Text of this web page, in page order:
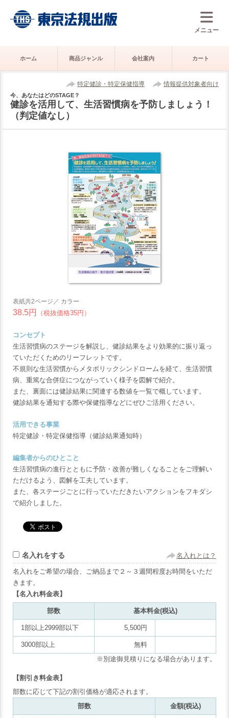
メニュー
ホーム 商品ジャンル 会社案内 カート
特定健診・特定保健指導 情報提供対象者向け
今、あなたはどのSTAGE？
健診を活用して、生活習慣病を予防しましょう！
（判定値なし）
表紙共2ページ／ カラー
38.5円 （税抜価格35円）
コンセプト
生活習慣病のステージを解説し、健診結果をより効果的に振り返っ
ていただくためのリーフレットです。
不規則な生活習慣からメタボリックシンドロームを経て、生活習慣
病、重篤な合併症につながっていく様子を図解で紹介。
また、裏面には健診結果に関連する数値を一覧で概しています。
健診結果を通知する際や保健指導などにぜひご活用ください。
活用できる事業
特定健診・特定保健指導（健診結果通知時）
編集者からのひとこと
生活習慣病の進行とともに予防・改善が難しくなることをご理解い
ただけるよう、図解を工夫しています。
また、各ステージごとに行っていただきたいアクションをフキダシ
で紹介しました。
名入れをする 名入れとは？
名入れをご希望の場合、ご納品まで２～３週間程度お時間をいただ
きます。
【名入れ料金表】
部数 基本料金(税込)
1部以上2999部以下 5,500円
3000部以上
無料
※別途御見積りになる場合があります。
【割引き料金表】
部数に応じて下記の割引価格が適応されます。
部数
金額(税込)